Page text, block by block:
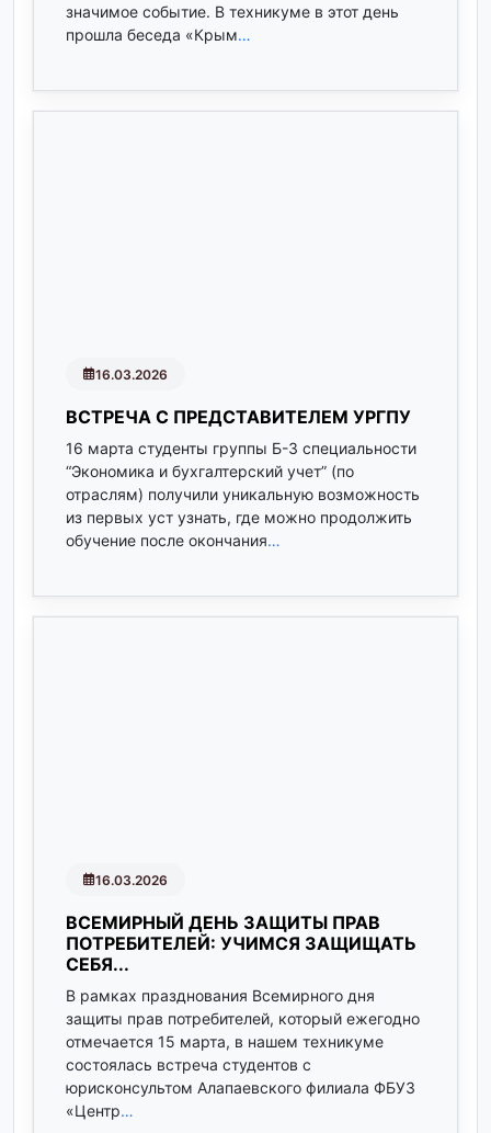
значимое событие. В техникуме в этот день
прошла беседа «Крым…
16.03.2026
ВСТРЕЧА С ПРЕДСТАВИТЕЛЕМ УРГПУ
16 марта студенты группы Б-3 специальности
“Экономика и бухгалтерский учет” (по
отраслям) получили уникальную возможность
из первых уст узнать, где можно продолжить
обучение после окончания…
16.03.2026
ВСЕМИРНЫЙ ДЕНЬ ЗАЩИТЫ ПРАВ
ПОТРЕБИТЕЛЕЙ: УЧИМСЯ ЗАЩИЩАТЬ
СЕБЯ...
В рамках празднования Всемирного дня
защиты прав потребителей, который ежегодно
отмечается 15 марта, в нашем техникуме
состоялась встреча студентов с
юрисконсультом Алапаевского филиала ФБУЗ
«Центр…